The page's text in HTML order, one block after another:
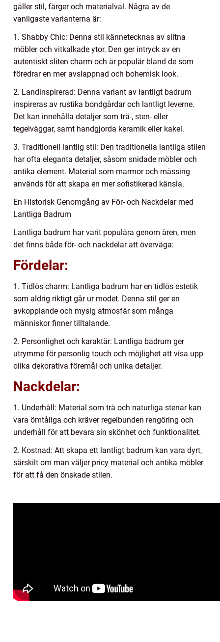
gäller stil, färger och materialval. Några av de
vanligaste varianterna är:
1. Shabby Chic: Denna stil kännetecknas av slitna
möbler och vitkalkade ytor. Den ger intryck av en
autentiskt sliten charm och är populär bland de som
föredrar en mer avslappnad och bohemisk look.
2. Landinspirerad: Denna variant av lantligt badrum
inspireras av rustika bondgårdar och lantligt leverne.
Det kan innehålla detaljer som trä-, sten- eller
tegelväggar, samt handgjorda keramik eller kakel.
3. Traditionell lantlig stil: Den traditionella lantliga stilen
har ofta eleganta detaljer, såsom snidade möbler och
antika element. Material som marmor och mässing
används för att skapa en mer sofistikerad känsla.
En Historisk Genomgång av För- och Nackdelar med
Lantliga Badrum
Lantliga badrum har varit populära genom åren, men
det finns både för- och nackdelar att överväga:
Fördelar:
1. Tidlös charm: Lantliga badrum har en tidlös estetik
som aldrig riktigt går ur modet. Denna stil ger en
avkopplande och mysig atmosfär som många
människor finner tilltalande.
2. Personlighet och karaktär: Lantliga badrum ger
utrymme för personlig touch och möjlighet att visa upp
olika dekorativa föremål och unika detaljer.
Nackdelar:
1. Underhåll: Material som trä och naturliga stenar kan
vara ömtåliga och kräver regelbunden rengöring och
underhåll för att bevara sin skönhet och funktionalitet.
2. Kostnad: Att skapa ett lantligt badrum kan vara dyrt,
särskilt om man väljer pricy material och antika möbler
för att få den önskade stilen.